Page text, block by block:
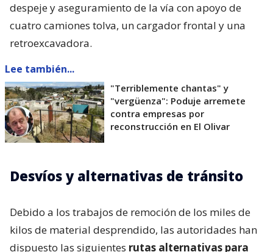
despeje y aseguramiento de la vía con apoyo de
cuatro camiones tolva, un cargador frontal y una
retroexcavadora.
Lee también...
"Terriblemente chantas" y
"vergüenza": Poduje arremete
contra empresas por
reconstrucción en El Olivar
Desvíos y alternativas de tránsito
Debido a los trabajos de remoción de los miles de
kilos de material desprendido, las autoridades han
dispuesto las siguientes rutas alternativas para